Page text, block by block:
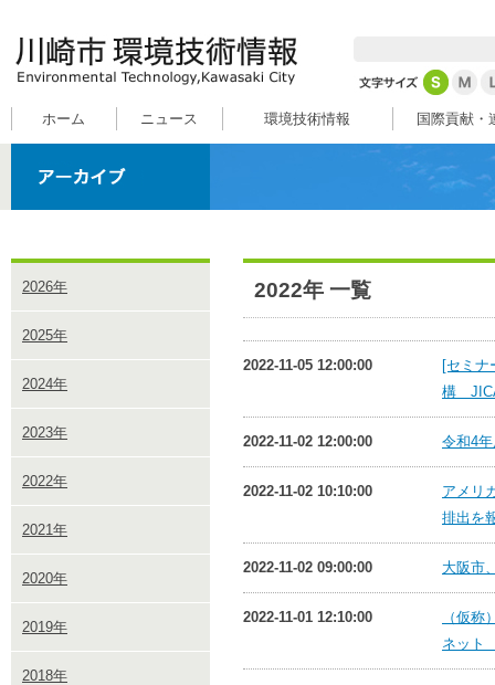
ホーム ニュース 環境技術情報 国際貢献・
2026年
2025年
2024年
2023年
2022年
2021年
2020年
2019年
2018年
2022年 一覧
2022-11-05 12:00:00
[セミナ
構
2022-11-02 12:00:00 令和4
2022-11-02 10:10:00
アメリ
排出を
2022-11-02 09:00:00 大阪市
2022-11-01 12:10:00
（仮
ネット